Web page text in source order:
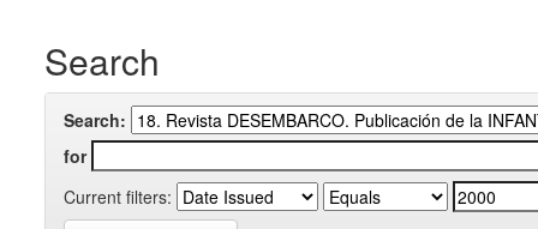
Search
Search:
for
Current filters: